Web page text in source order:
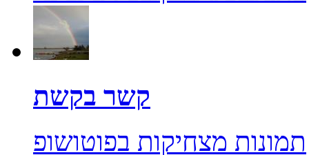
קשר בקשת
תמונות מצחיקות בפוטושופ